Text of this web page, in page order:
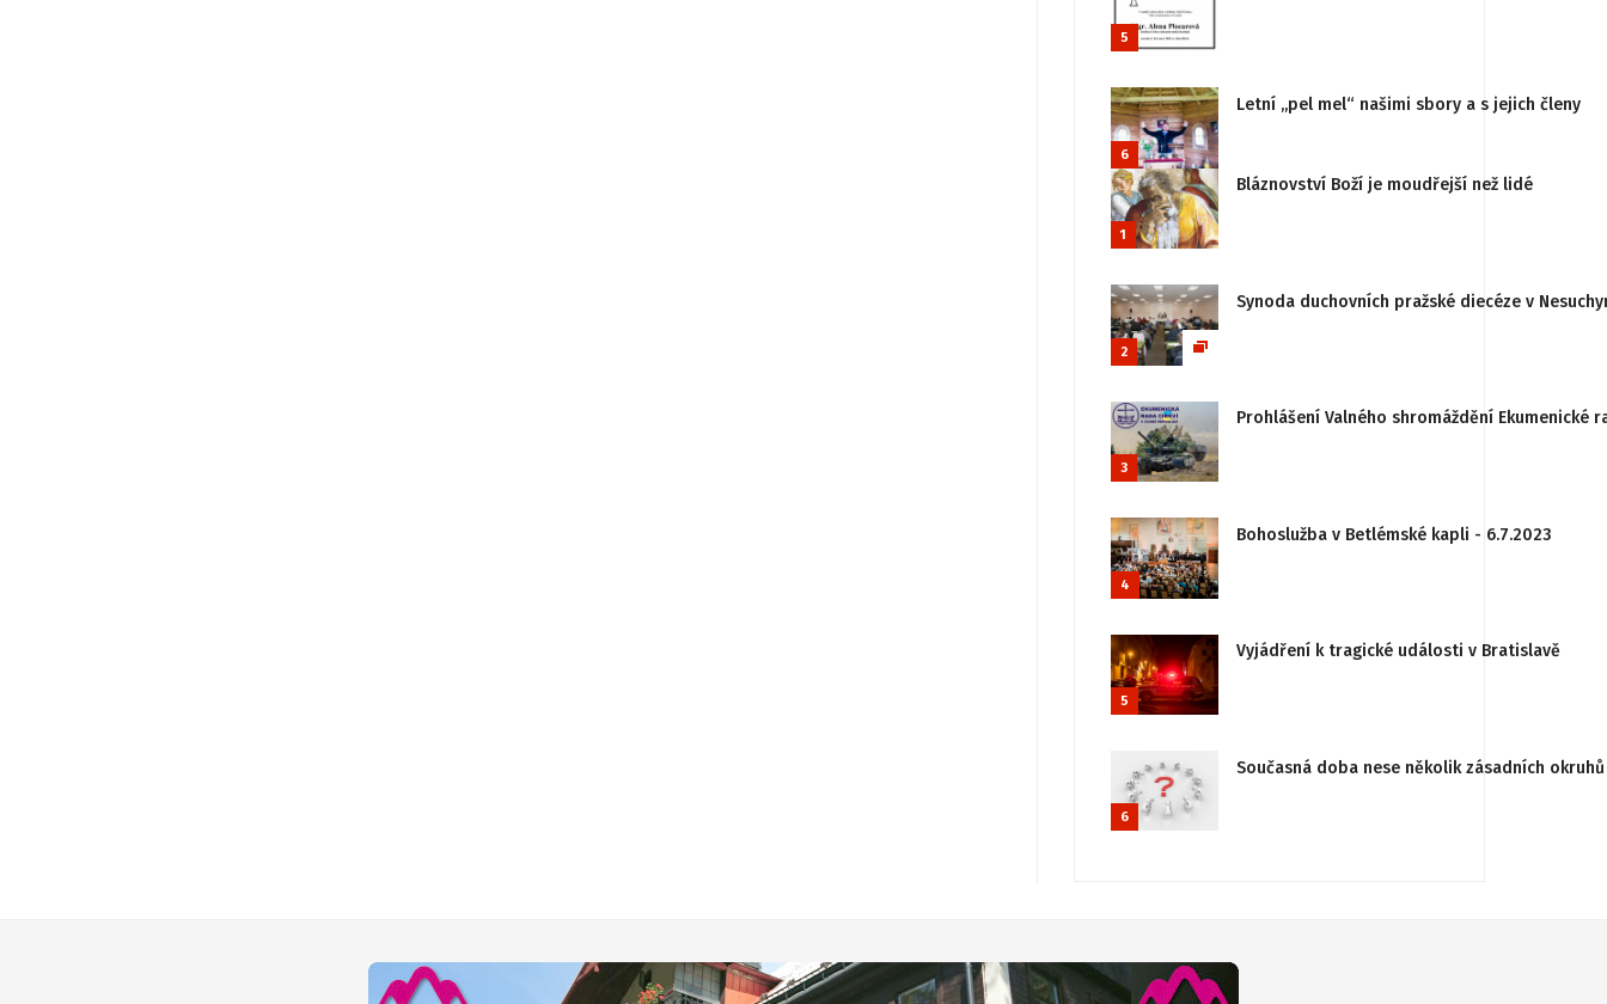
5
6
Letní „pel mel“ našimi sbory a s jejich členy
1
Bláznovství Boží je moudřejší než lidé
2
Synoda duchovních pražské diecéze v
3
Prohlášení Valného shromáždění
4
Bohoslužba v Betlémské kapli - 6.7.2023
5
Vyjádření k tragické události v Bratislavě
6
Současná doba nese několik zásadních